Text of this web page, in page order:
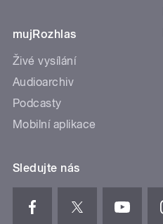
mujRozhlas
Živé vysílání
Audioarchiv
Podcasty
Mobilní aplikace
Sledujte nás